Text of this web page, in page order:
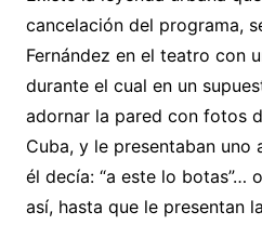
cancelación del programa,
Fernández en el teatro con
durante el cual en un
adornar la pared con fotos
Cuba, y le presentaban uno
él decía: “a este lo botas”…
así, hasta que le presentan